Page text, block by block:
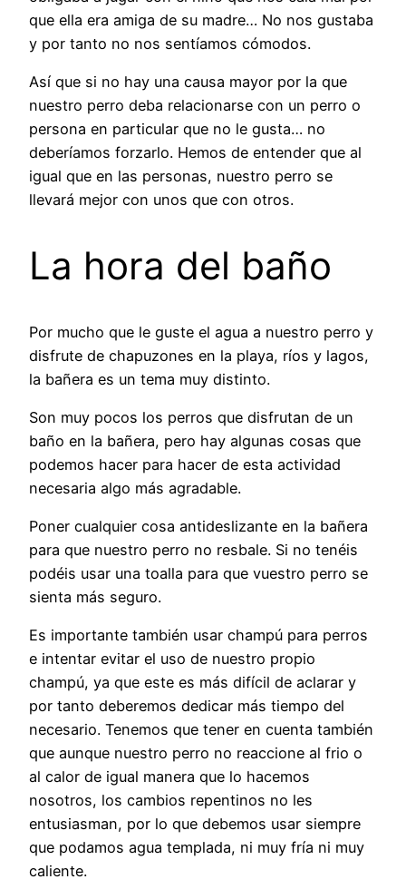
que ella era amiga de su madre… No nos gustaba
y por tanto no nos sentíamos cómodos.
Así que si no hay una causa mayor por la que
nuestro perro deba relacionarse con un perro o
persona en particular que no le gusta… no
deberíamos forzarlo. Hemos de entender que al
igual que en las personas, nuestro perro se
llevará mejor con unos que con otros.
La hora del baño
Por mucho que le guste el agua a nuestro perro y
disfrute de chapuzones en la playa, ríos y lagos,
la bañera es un tema muy distinto.
Son muy pocos los perros que disfrutan de un
baño en la bañera, pero hay algunas cosas que
podemos hacer para hacer de esta actividad
necesaria algo más agradable.
Poner cualquier cosa antideslizante en la bañera
para que nuestro perro no resbale. Si no tenéis
podéis usar una toalla para que vuestro perro se
sienta más seguro.
Es importante también usar champú para perros
e intentar evitar el uso de nuestro propio
champú, ya que este es más difícil de aclarar y
por tanto deberemos dedicar más tiempo del
necesario. Tenemos que tener en cuenta también
que aunque nuestro perro no reaccione al frio o
al calor de igual manera que lo hacemos
nosotros, los cambios repentinos no les
entusiasman, por lo que debemos usar siempre
que podamos agua templada, ni muy fría ni muy
caliente.